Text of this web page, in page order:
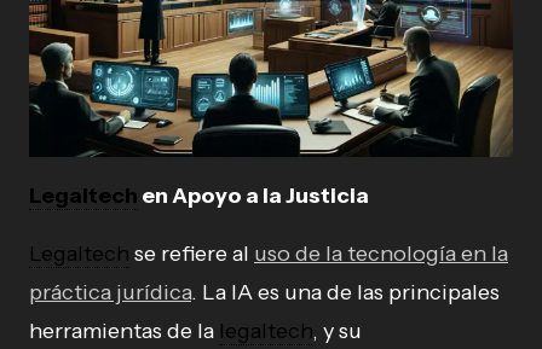
Legaltech en Apoyo a la Justicia
Legaltech se refiere al uso de la tecnología en la
práctica jurídica. La IA es una de las principales
herramientas de la legaltech, y su